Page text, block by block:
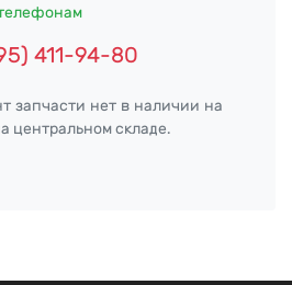
411-94-80
запчасти нет в наличии на
центральном складе.